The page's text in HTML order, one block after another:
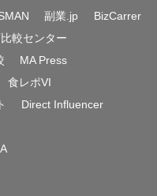
副業.jp
BizCarrer
較センター
MA Press
食レポVI
Direct Influencer